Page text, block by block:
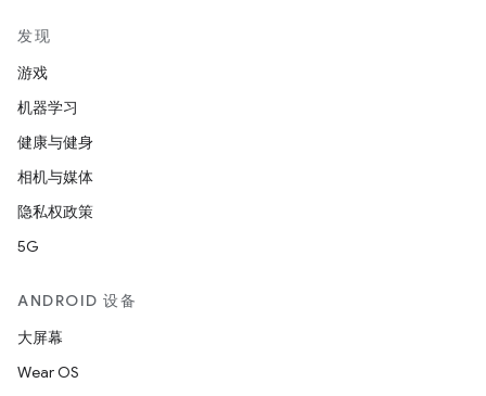
发现
游戏
机器学习
健康与健身
相机与媒体
隐私权政策
5G
ANDROID 设备
大屏幕
Wear OS